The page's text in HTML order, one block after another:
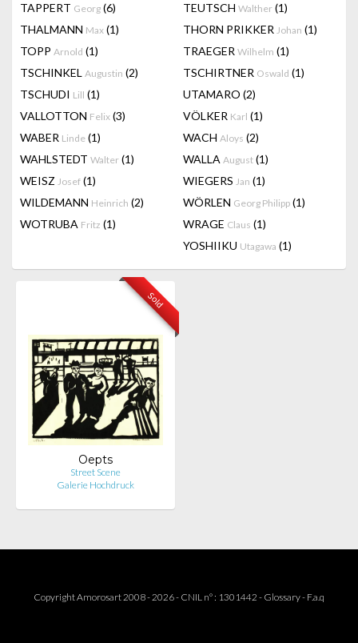
TAPPERT Georg (6) TEUTSCH Walther (1)
THALMANN Max (1) THORN PRIKKER Johan (1)
TOPP Arnold (1) TRAEGER Wilhelm (1)
TSCHINKEL Augustin (2) TSCHIRTNER Oswald (1)
TSCHUDI Lill (1) UTAMARO (2)
VALLOTTON Felix (3) VÖLKER Karl (1)
WABER Linde (1) WACH Aloys (2)
WAHLSTEDT Walter (1) WALLA August (1)
WEISZ Josef (1) WIEGERS Jan (1)
WILDEMANN Heinrich (2) WÖRLEN Georg Philipp (1)
WOTRUBA Fritz (1) WRAGE Claus (1)
YOSHIIKU Utagawa (1)
Sold
Oepts
Street Scene
Galerie Hochdruck
Copyright Amorosart 2008 - 2026 - CNIL n° : 1301442 - Glossary- F.a.q